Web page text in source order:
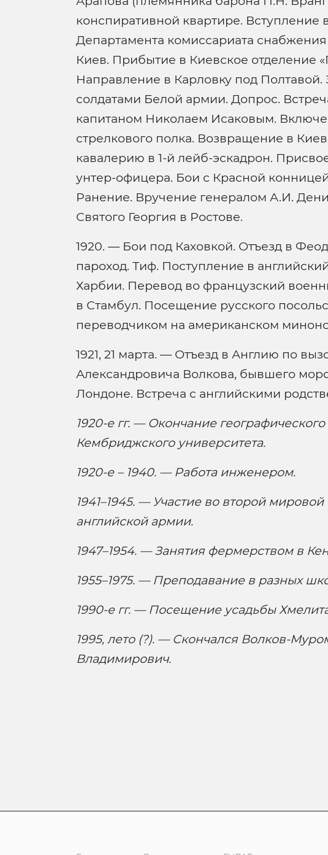
конспиративной квартире. Вступление
Департамента комиссариата снабжения
Киев. Прибытие в Киевское отделение
Направление в Карловку под
солдатами Белой армии. Допрос.
капитаном Николаем Исаковым.
стрелкового полка. Возвращение в
кавалерию в 1-й лейб-эскадрон.
унтер-офицера. Бои с Красной
Ранение. Вручение генералом А.И.
Святого Георгия в Ростове.
1920. — Бои под Каховкой. Отъезд в
пароход. Тиф. Поступление в
Харбии. Перевод во французский
в Стамбул. Посещение русского
переводчиком на американском
1921, 21 марта. — Отъезд в Англию по
Александровича Волкова, бывшего
Лондоне. Встреча с английскими
1920-е гг. — Окончание географического
Кембриджского университета.
1920-е – 1940. — Работа инженером.
1941–1945. — Участие во второй
английской армии.
1947–1954. — Занятия фермерством в
1955–1975. — Преподавание в разных
1990-е гг. — Посещение усадьбы
1995, лето (?). — Скончался Волков-
Владимирович.